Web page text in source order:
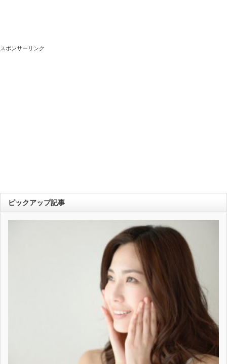
スポンサーリンク
ピックアップ記事